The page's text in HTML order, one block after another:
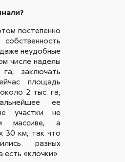
постепенно
неудобные
числе наделы
заключать
площадь
2 тыс. га,
ее
участки не
массиве, а
30 км, так что
разных
есть «клочки».